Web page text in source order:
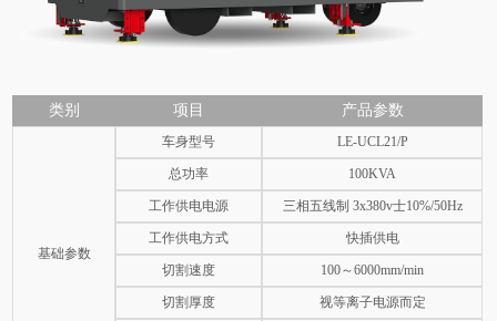
类别 项目 产品参数
基础参数
车身型号 LE-UCL21/P
总功率 100KVA
工作供电电源 三相五线制 3x380v士10%/50Hz
工作供电方式 快插供电
切割速度 100～6000mm/min
切割厚度 视等离子电源而定